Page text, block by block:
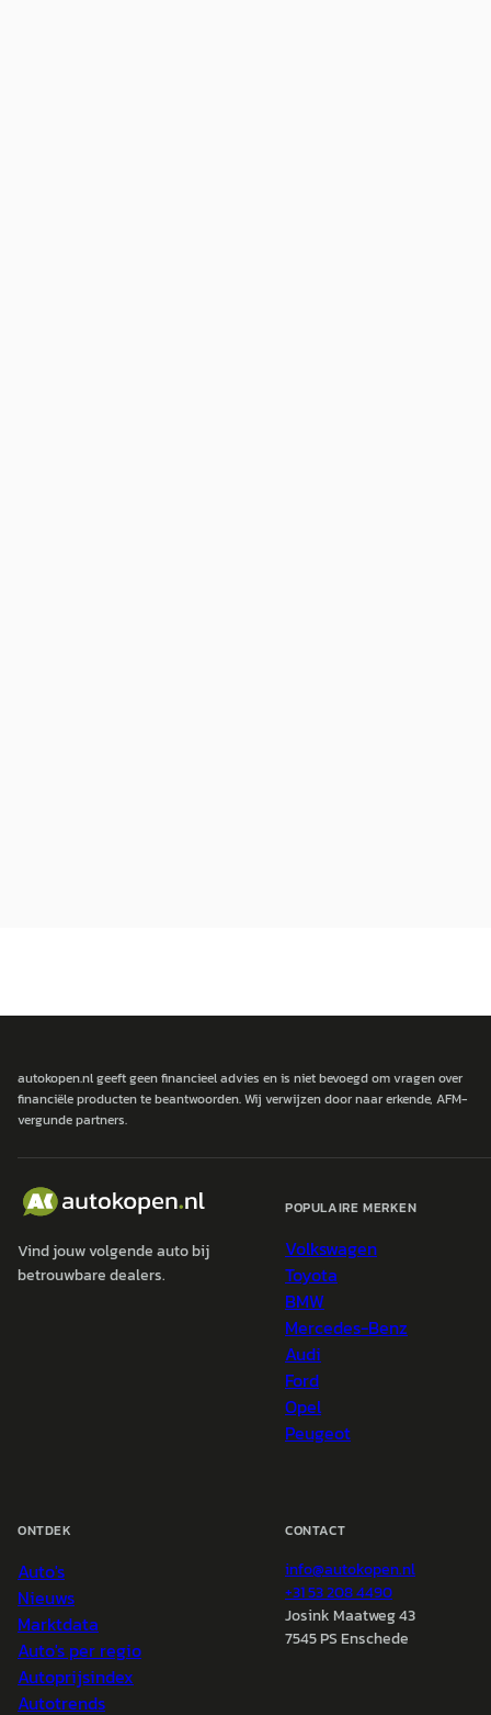
autokopen.nl geeft geen financieel advies en is niet bevoegd om vragen over
financiële producten te beantwoorden. Wij verwijzen door naar erkende, AFM-
vergunde partners.
Vind jouw volgende auto bij
betrouwbare dealers.
POPULAIRE MERKEN
Volkswagen
Toyota
BMW
Mercedes-Benz
Audi
Ford
Opel
Peugeot
ONTDEK
Auto's
Nieuws
Marktdata
Auto's per regio
Autoprijsindex
Autotrends
CONTACT
info@autokopen.nl
+31 53 208 4490
Josink Maatweg 43
7545 PS Enschede